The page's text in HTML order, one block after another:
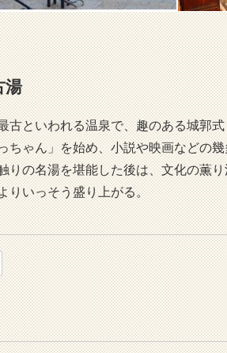
湯
古といわれる温泉で、趣のある城郭
ちゃん」を始め、小説や映画などの
りの名湯を堪能した後は、文化の薫
いっそう盛り上がる。